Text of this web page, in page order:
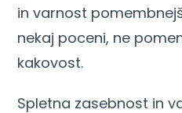
in varnost
nekaj poceni, ne
kakovost.
Spletna zasebnost in